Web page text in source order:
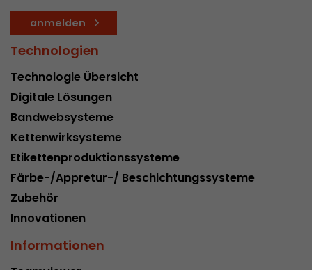
anmelden
Technologien
Technologie Übersicht
Digitale Lösungen
Bandwebsysteme
Kettenwirksysteme
Etikettenproduktionssysteme
Färbe-/Appretur-/ Beschichtungssysteme
Zubehör
Innovationen
Informationen